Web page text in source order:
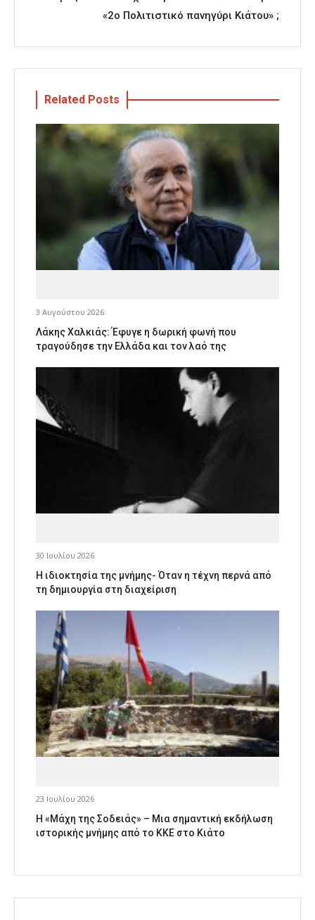
«2o Πολιτιστικό πανηγύρι Κιάτου» ;
Related Posts
3 Αυγούστου 2026
Λάκης Χαλκιάς: Έφυγε η δωρική φωνή που
τραγούδησε την Ελλάδα και τον λαό της
30 Ιουλίου 2026
Η ιδιοκτησία της μνήμης- Όταν η τέχνη περνά από
τη δημιουργία στη διαχείριση
23 Ιουλίου 2026
Η «Μάχη της Σοδειάς» – Μια σημαντική εκδήλωση
ιστορικής μνήμης από το ΚΚΕ στο Κιάτο